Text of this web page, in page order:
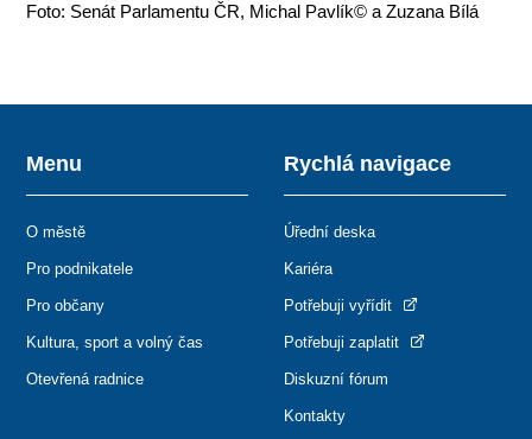
Foto: Senát Parlamentu ČR, Michal Pavlík© a Zuzana Bílá
Menu
O městě
Pro podnikatele
Pro občany
Kultura, sport a volný čas
Otevřená radnice
Rychlá navigace
Úřední deska
Kariéra
Potřebuji vyřídit
Potřebuji zaplatit
Diskuzní fórum
Kontakty